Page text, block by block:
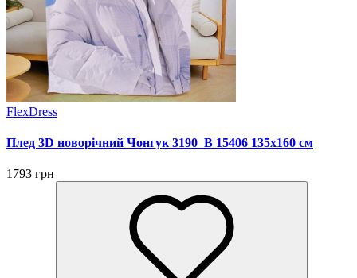
FlexDress
Плед 3D новорічний Чонгук 3190_B 15406 135х160 см
1793 грн